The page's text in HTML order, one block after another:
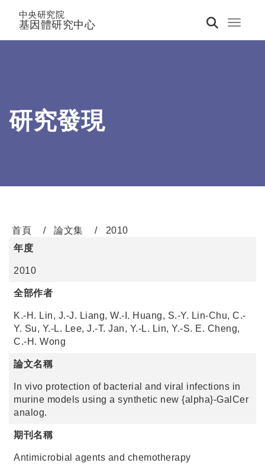
Toggle
中央研究院
基因體研究中心
研究發現
首頁 論文集
2010
年度
2010
全部作者
K.-H. Lin, J.-J. Liang, W.-I. Huang, S.-Y. Lin-Chu, C.-
Y. Su, Y.-L. Lee, J.-T. Jan, Y.-L. Lin, Y.-S. E. Cheng,
C.-H. Wong
論文名稱
In vivo protection of bacterial and viral infections in
murine models using a synthetic new {alpha}-GalCer
analog.
期刊名稱
Antimicrobial agents and chemotherapy